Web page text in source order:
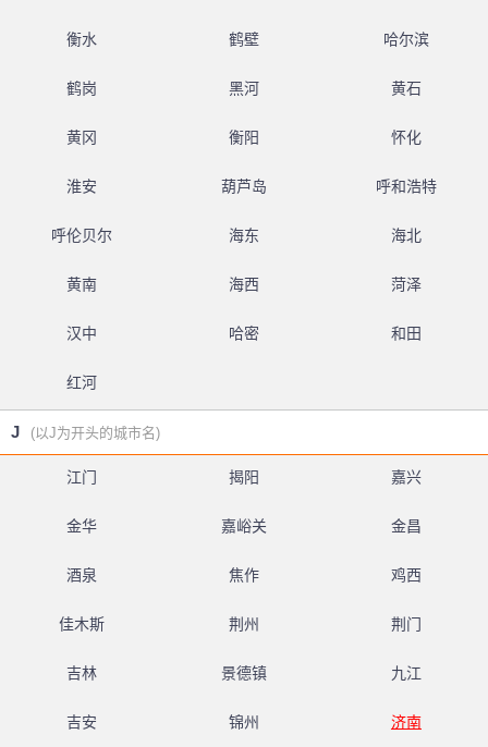
衡水 鹤壁 哈尔滨
鹤岗 黑河 黄石
黄冈 衡阳 怀化
淮安 葫芦岛 呼和浩特
呼伦贝尔 海东 海北
黄南 海西 菏泽
汉中 哈密 和田
红河
J (以J为开头的城市名)
江门 揭阳 嘉兴
金华 嘉峪关 金昌
酒泉 焦作 鸡西
佳木斯 荆州 荆门
吉林 景德镇 九江
吉安 锦州 济南